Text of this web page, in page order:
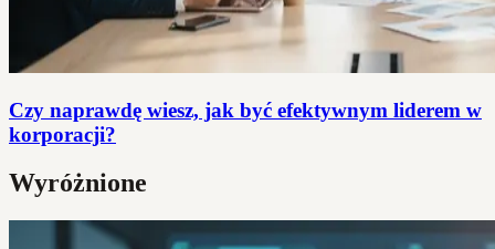
Czy naprawdę wiesz, jak być efektywnym liderem w
korporacji?
Wyróżnione